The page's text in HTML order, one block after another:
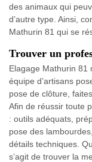
des animaux qui
d’autre type. Ainsi,
Mathurin 81 qui se
Trouver un
Elagage Mathurin 81
équipe d’artisans
pose de clôture,
Afin de réussir toute
: outils adéquats,
pose des
détails techniques.
s’agit de trouver la